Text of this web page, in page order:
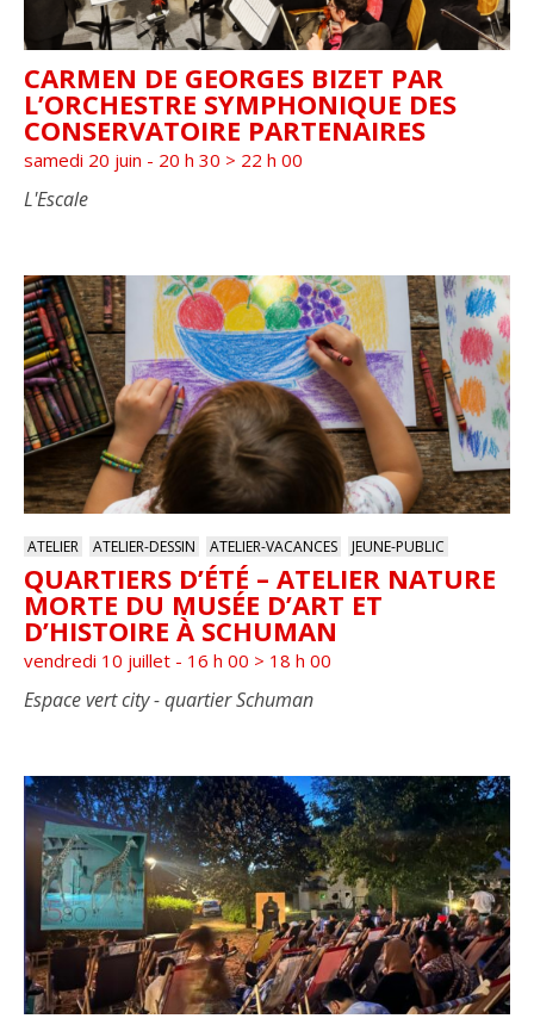
CARMEN DE GEORGES BIZET PAR
L’ORCHESTRE SYMPHONIQUE DES
CONSERVATOIRE PARTENAIRES
samedi 20 juin - 20 h 30 > 22 h 00
L'Escale
ATELIER ATELIER-DESSIN ATELIER-VACANCES JEUNE-PUBLIC
QUARTIERS D’ÉTÉ – ATELIER NATURE
MORTE DU MUSÉE D’ART ET
D’HISTOIRE À SCHUMAN
vendredi 10 juillet - 16 h 00 > 18 h 00
Espace vert city - quartier Schuman